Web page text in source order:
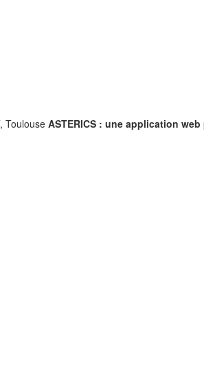
, Toulouse ASTERICS : une application